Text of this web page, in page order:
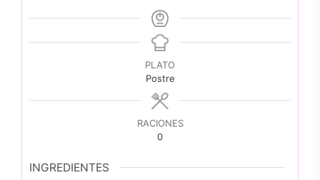
PLATO
Postre
RACIONES
0
INGREDIENTES